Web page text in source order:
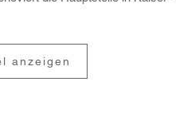
anzeigen